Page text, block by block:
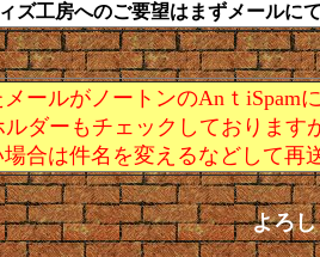
ズ工房へのご要望はまずメールに
ールがノートンのAnｔiSpam
ルダーもチェックしておりま
合は件名を変えるなどして再
よろ